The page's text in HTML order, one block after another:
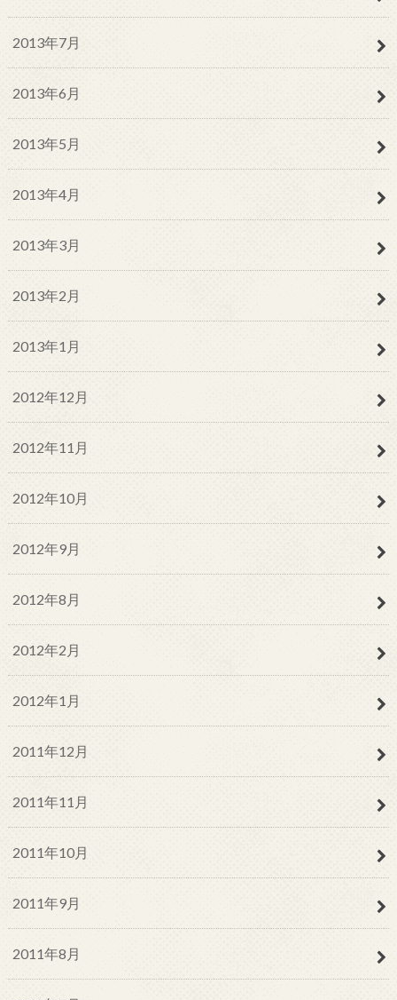
2013年7月
2013年6月
2013年5月
2013年4月
2013年3月
2013年2月
2013年1月
2012年12月
2012年11月
2012年10月
2012年9月
2012年8月
2012年2月
2012年1月
2011年12月
2011年11月
2011年10月
2011年9月
2011年8月